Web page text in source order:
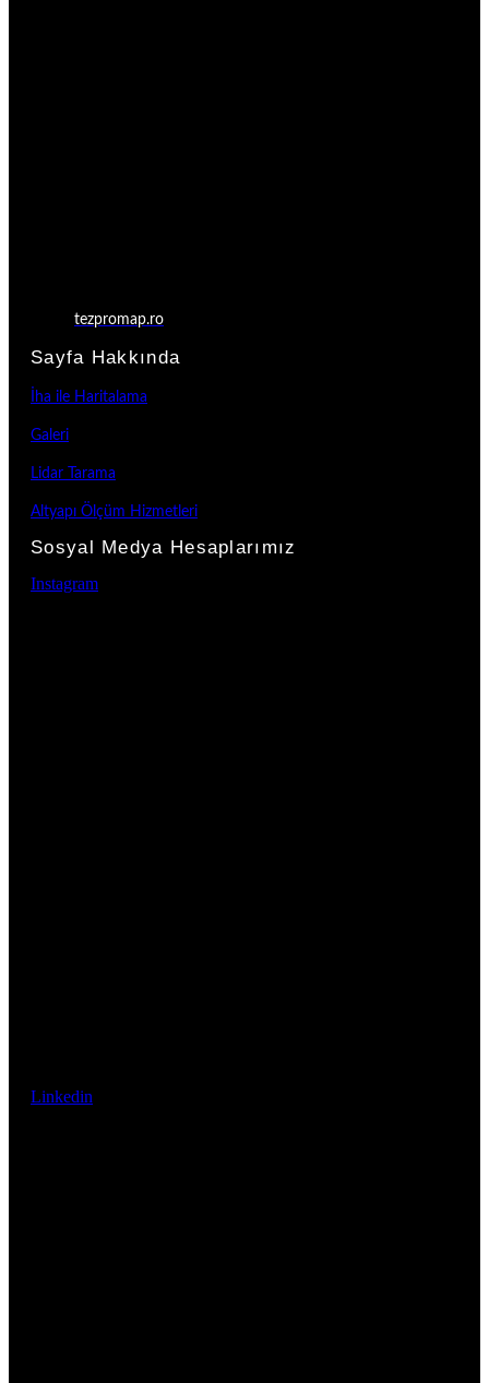
tezpromap.ro
Sayfa Hakkında
İha ile Haritalama
Galeri
Lidar Tarama
Altyapı Ölçüm Hizmetleri
Sosyal Medya Hesaplarımız
Instagram
Linkedin